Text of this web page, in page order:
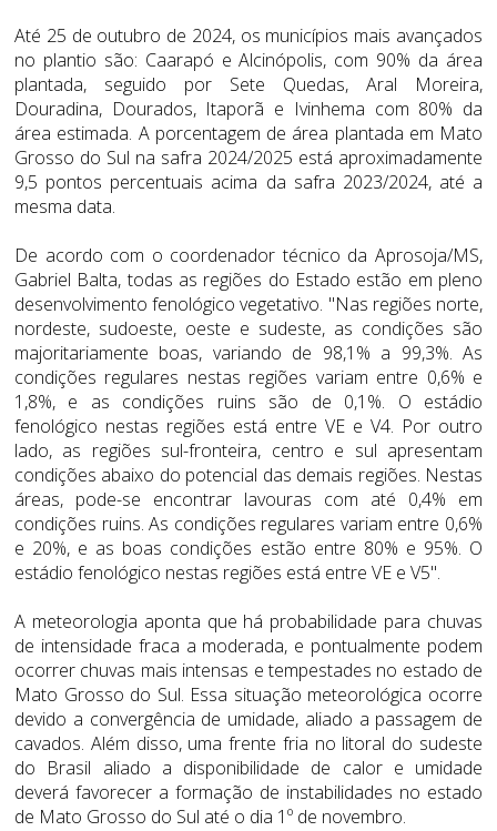
Até 25 de outubro de 2024, os municípios mais avançados
no plantio são: Caarapó e Alcinópolis, com 90% da área
plantada, seguido por Sete Quedas, Aral Moreira,
Douradina, Dourados, Itaporã e Ivinhema com 80% da
área estimada. A porcentagem de área plantada em Mato
Grosso do Sul na safra 2024/2025 está aproximadamente
9,5 pontos percentuais acima da safra 2023/2024, até a
mesma data.
De acordo com o coordenador técnico da Aprosoja/MS,
Gabriel Balta, todas as regiões do Estado estão em pleno
desenvolvimento fenológico vegetativo. "Nas regiões norte,
nordeste, sudoeste, oeste e sudeste, as condições são
majoritariamente boas, variando de 98,1% a 99,3%. As
condições regulares nestas regiões variam entre 0,6% e
1,8%, e as condições ruins são de 0,1%. O estádio
fenológico nestas regiões está entre VE e V4. Por outro
lado, as regiões sul-fronteira, centro e sul apresentam
condições abaixo do potencial das demais regiões. Nestas
áreas, pode-se encontrar lavouras com até 0,4% em
condições ruins. As condições regulares variam entre 0,6%
e 20%, e as boas condições estão entre 80% e 95%. O
estádio fenológico nestas regiões está entre VE e V5".
A meteorologia aponta que há probabilidade para chuvas
de intensidade fraca a moderada, e pontualmente podem
ocorrer chuvas mais intensas e tempestades no estado de
Mato Grosso do Sul. Essa situação meteorológica ocorre
devido a convergência de umidade, aliado a passagem de
cavados. Além disso, uma frente fria no litoral do sudeste
do Brasil aliado a disponibilidade de calor e umidade
deverá favorecer a formação de instabilidades no estado
de Mato Grosso do Sul até o dia 1º de novembro.